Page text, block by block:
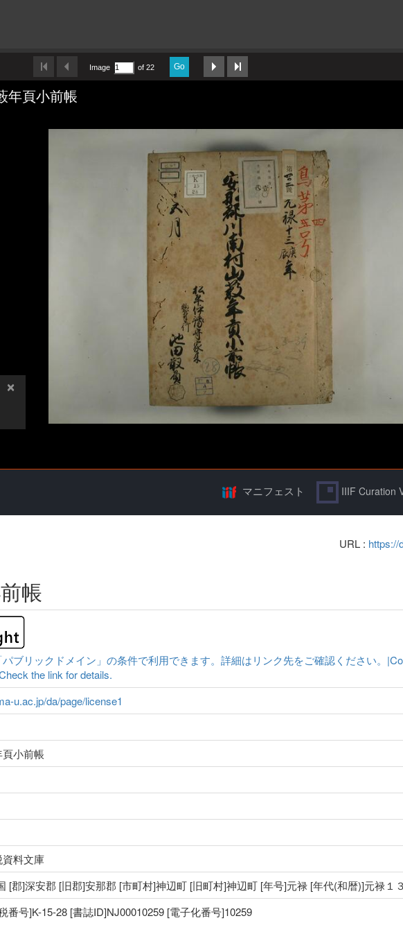
マニフェスト IIIF Curation
URL : https://
帳
ブリックドメイン」の条件で利用できます。詳細はリンク先をご確認ください。
the link for details.
u.ac.jp/da/page/license1
小前帳
料文庫
[郡]深安郡 [旧郡]安那郡 [市町村]神辺町 [旧町村]神辺町 [年号]元禄 [年代(和暦)]元禄１３
番号]K-15-28 [書誌ID]NJ00010259 [電子化番号]10259